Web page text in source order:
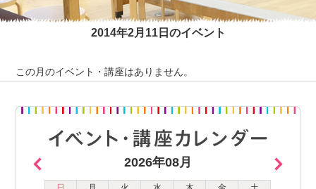
2014年2月11日のイベント
この月のイベント・講座はありません。
2026年08月